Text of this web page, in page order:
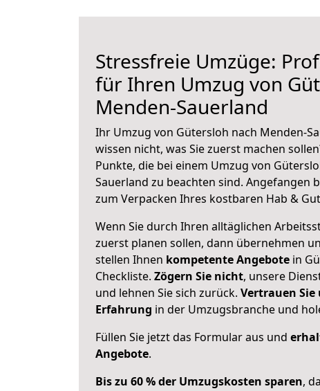
Stressfreie Umzüge:
für Ihren Umzug von
Menden-Sauerland
Ihr Umzug von Gütersloh nach Menden-
wissen nicht, was Sie zuerst machen
Punkte, die bei einem Umzug von
Sauerland zu beachten sind. Angefangen
zum Verpacken Ihres kostbaren Hab &
Wenn Sie durch Ihren alltäglichen
zuerst planen sollen, dann übernehmen
stellen Ihnen kompetente Angebote in
Checkliste. Zögern Sie nicht, unsere
und lehnen Sie sich zurück. Vertrauen Sie
Erfahrung in der Umzugsbranche und
Füllen Sie jetzt das Formular aus und
Angebote.
Bis zu 60 % der Umzugskosten sparen,